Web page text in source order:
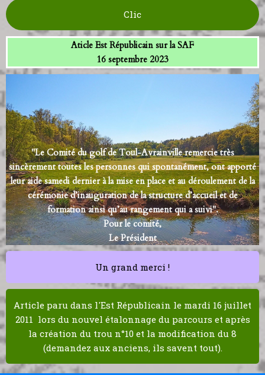
Clic
Aticle Est Républicain sur la SAF
16 septembre 2023
"Le Comité du golf de Toul-Avrainville remercie très
sincèrement toutes les personnes qui spontanément, ont apporté
leur aide samedi dernier à la mise en place et au déroulement de la
cérémonie d’inauguration de la structure d’accueil et de
formation ainsi qu’au rangement qui a suivi".
Pour le comité,
Le Président
Un grand merci !
Article paru dans l'Est Républicain le mardi 16 juillet
2011 lors du nouvel étalonnage du parcours et après
la création du trou n°10 et la modification du 8
(demandez aux anciens, ils savent tout).